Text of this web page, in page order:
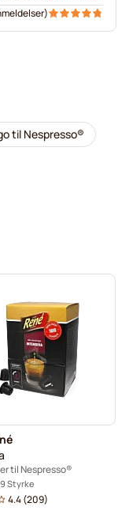
)
til Nespresso®
til Nespresso®
til Nespresso®
9 Styrke
4.4(209)